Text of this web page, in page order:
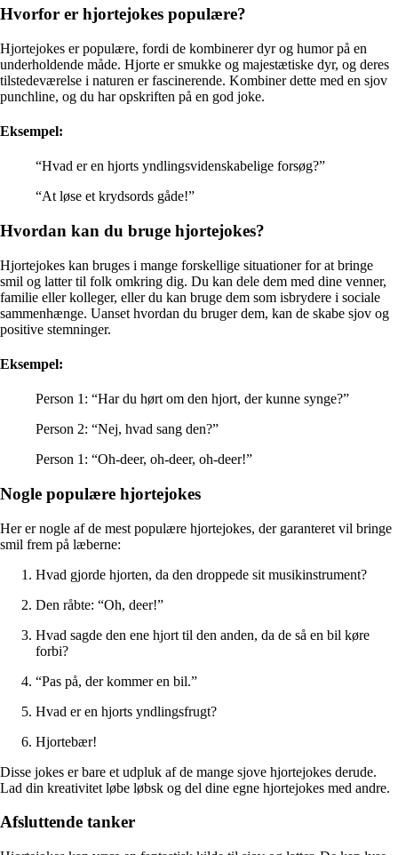
Hvorfor er hjortejokes populære?
Hjortejokes er populære, fordi de kombinerer dyr og humor på en
underholdende måde. Hjorte er smukke og majestætiske dyr, og deres
tilstedeværelse i naturen er fascinerende. Kombiner dette med en sjov
punchline, og du har opskriften på en god joke.
Eksempel:
“Hvad er en hjorts yndlingsvidenskabelige forsøg?”
“At løse et krydsords gåde!”
Hvordan kan du bruge hjortejokes?
Hjortejokes kan bruges i mange forskellige situationer for at bringe
smil og latter til folk omkring dig. Du kan dele dem med dine venner,
familie eller kolleger, eller du kan bruge dem som isbrydere i sociale
sammenhænge. Uanset hvordan du bruger dem, kan de skabe sjov og
positive stemninger.
Eksempel:
Person 1: “Har du hørt om den hjort, der kunne synge?”
Person 2: “Nej, hvad sang den?”
Person 1: “Oh-deer, oh-deer, oh-deer!”
Nogle populære hjortejokes
Her er nogle af de mest populære hjortejokes, der garanteret vil bringe
smil frem på læberne:
Hvad gjorde hjorten, da den droppede sit musikinstrument?
Den råbte: “Oh, deer!”
Hvad sagde den ene hjort til den anden, da de så en bil køre
forbi?
“Pas på, der kommer en bil.”
Hvad er en hjorts yndlingsfrugt?
Hjortebær!
Disse jokes er bare et udpluk af de mange sjove hjortejokes derude.
Lad din kreativitet løbe løbsk og del dine egne hjortejokes med andre.
Afsluttende tanker